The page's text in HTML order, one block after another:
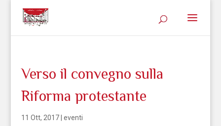
Verso il convegno sulla
Riforma protestante
11 Ott, 2017| eventi